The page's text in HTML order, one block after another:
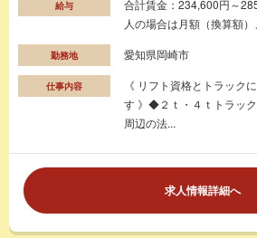
給与
合計賃金：234,600円～
人の場合は月額（換算額
勤務地 愛知県岡崎市
仕事内容
《 リフト資格とトラック
す 》◆２ｔ・４ｔトラッ
周辺の法...
求人情報詳細へ